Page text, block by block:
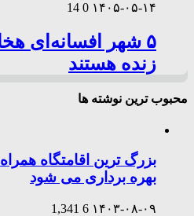
۱۴۰۵-۰۵-۱۴ 0
14
۵ شهر افسانه‌ای
زنده هستند
محبوب ترین نوشته ها
بزرگ ترین اقامتگاه
بهره برداری می شود
۱۴۰۳-۰۸-۰۹ 6
1,341